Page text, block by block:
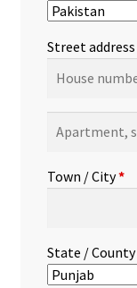
Street address
suite,
etc.(optional)
Town / City*
State / County